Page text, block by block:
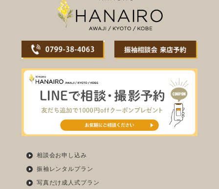
相談会お申し込み
振袖レンタルプラン
写真だけ成人式プラン